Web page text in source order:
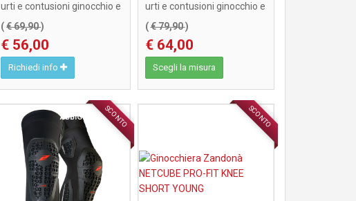
urti e contusioni ginocchio e
gomito, attut ...
(€ 69,90)
€ 56,00
Richiedi info
urti e contusioni ginocchio e
gomito, attut ...
(€ 79,90)
€ 64,00
Scegli la misura
SCONTO
ABBIGLIAMENTO SCONTO
ABBIGLIAMENTO